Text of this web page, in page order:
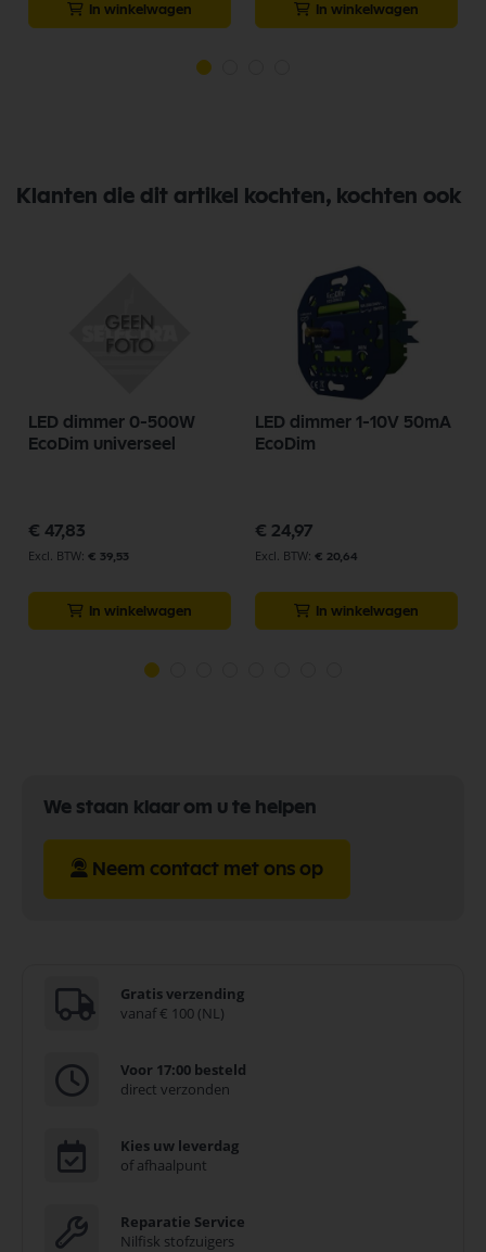
In winkelwagen In winkelwagen
Klanten die dit artikel kochten, kochten ook
LED dimmer 0-500W
EcoDim universeel
€ 47,83
€ 39,53
In winkelwagen
LED dimmer 1-10V 50mA
EcoDim
€ 24,97
€ 20,64
In winkelwagen
We staan klaar om u te helpen
Neem contact met ons op
Gratis verzending
vanaf € 100 (NL)
Voor 17:00 besteld
direct verzonden
Kies uw leverdag
of afhaalpunt
Reparatie Service
Nilfisk stofzuigers